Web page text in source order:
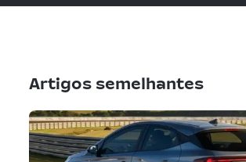
Artigos semelhantes